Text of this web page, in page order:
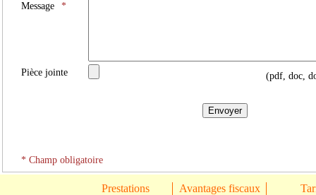
Message *
Pièce jointe (pdf, doc,
* Champ obligatoire
Prestations Avantages fiscaux